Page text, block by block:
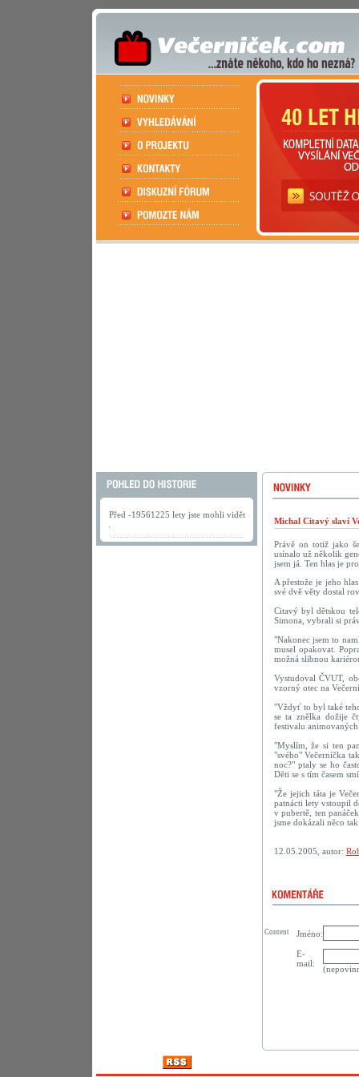
Před -19561225 lety jste mohli vidět
Michal Citavý slaví
Právě on totiž jako
usínalo už několik
jsem já. Ten hlas je
A přestože je jeho
své dvě věty dostal
Citavý byl dětskou
Simona, vybrali si
"Nakonec jsem to
musel opakovat.
možná slibnou
Vystudoval ČVUT,
vzorný otec na
"Vždyť to byl také
se ta znělka dožije
festivalu
"Myslím, že si ten
"svého" Večerníčka
noc?" ptaly se ho
Děti se s tím časem
"Že jejich táta je
patnácti lety vstoupil
v pubertě, ten
jsme dokázali něco
12.05.2005, autor:
Jméno:
E-
mail:
Content